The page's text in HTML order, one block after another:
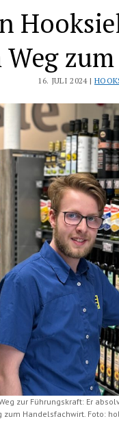
16. JULI 2024 |
zur Führungskraft: Er
zum Handelsfachwirt. Foto: hol